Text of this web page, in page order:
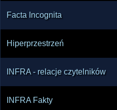
Facta Incognita
Hiperprzestrzeń
INFRA - relacje czytelników
INFRA Fakty